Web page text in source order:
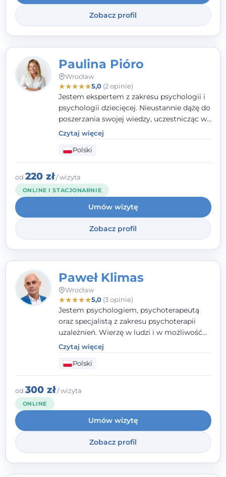
uzależnieniach.
Zobacz profil
Paulina Pióro
Wrocław
★★★★★5,0(2 opinie)
Jestem ekspertem z zakresu psychologii i
psychologii dziecięcej. Nieustannie dążę do
poszerzania swojej wiedzy, uczestnicząc w
różnorodnych szkoleniach. Pracując z
dziećmi, młodzieżą i młodymi dorosłymi
niezwykle ważne jest dla mnie poczucie
bezpieczeństwa, zrozumienia oraz wolności
w wyrażaniu swojego zdania. Kieruję się
etyką zawodową, wierząc, że każdy
człowiek powinien otrzymać wsparcie i
pomoc, by poradzić sobie ze swoimi
problemami.
Czytaj więcej
Polski
od 220 zł/ wizyta
ONLINE I STACJONARNIE
Umów wizytę
Zobacz profil
Paweł Klimas
Wrocław
★★★★★5,0(3 opinie)
Jestem psychologiem, psychoterapeutą
oraz specjalistą z zakresu psychoterapii
uzależnień. Wierzę w ludzi i w możliwość
wprowadzenia zmian w ich życiu. Bardzo
często przekonuje się o tym, że każdy z nas,
w tym Ty i ja, ma wpływ na swoje
szczęście. Należy uwierzyć w siebie i działać
w obranym kierunku.
Czytaj więcej
Polski
od 300 zł/ wizyta
ONLINE
Umów wizytę
Zobacz profil